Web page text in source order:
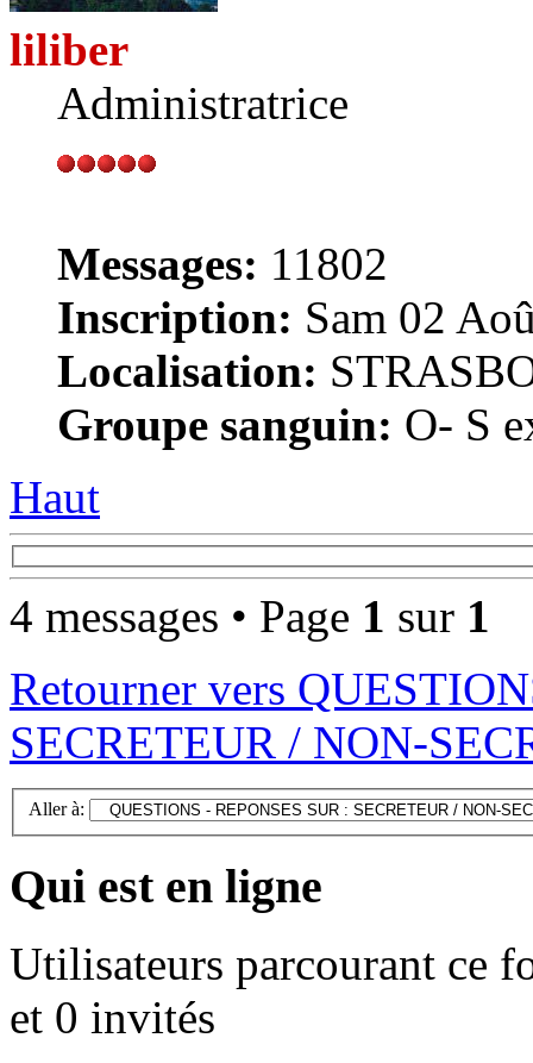
liliber
Administratrice
Messages: 11802
Inscription: Sam 02
Localisation:
Groupe sanguin: O- S
Haut
4 messages • Page 1 sur 1
Retourner vers
SECRETEUR / NON-
Aller à:
Qui est en ligne
Utilisateurs parcourant ce
et 0 invités